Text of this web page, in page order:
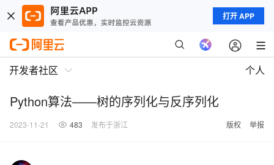
打开 APP
开发者社区 个人
Python算法——树的序列化与反序列化
2023-11-21 483 发布于浙江 版权 举报